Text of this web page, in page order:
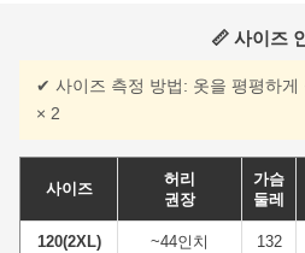
📏 사이즈
✔ 사이즈 측정 방법: 옷을 평평하게
× 2
사이즈
허리
권장
가슴
둘레
120(2XL) ~44인치 132